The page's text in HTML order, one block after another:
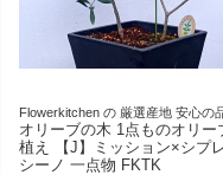
Flowerkitchen の 厳選産地 安心の
オリーブの木 1点ものオリー
植え 【J】ミッション×シプ
シーノ 一点物 FKTK